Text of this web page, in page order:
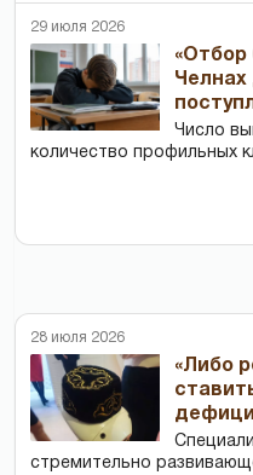
29 июля 2026
«Отбор
Число
количество профильных
28 июля 2026
«Либо
стремительно